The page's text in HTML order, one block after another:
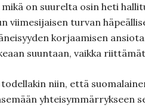
mikä on suurelta osin heti
viimesijaisen turvan
korjaamisen
suuntaan, vaikka
todellakin niin, että
yhteisymmärrykseen